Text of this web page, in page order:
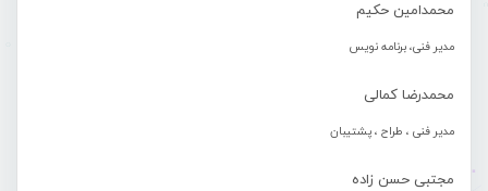
محمدامین حکیم
مدیر فنی، برنامه نویس
محمدرضا کمالی
مدیر فنی ، طراح ، پشتیبان
مجتبی حسن زاده